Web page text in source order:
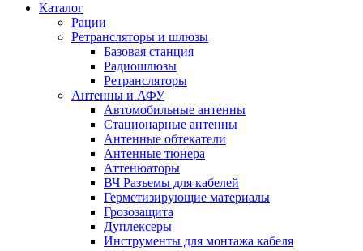
Каталог
Рации
Ретрансляторы и шлюзы
Базовая станция
Радиошлюзы
Ретрансляторы
Антенны и АФУ
Автомобильные антенны
Стационарные антенны
Антенные обтекатели
Антенные тюнера
Аттенюаторы
ВЧ Разъемы для кабелей
Герметизирующие материалы
Грозозащита
Дуплексеры
Инструменты для монтажа кабеля